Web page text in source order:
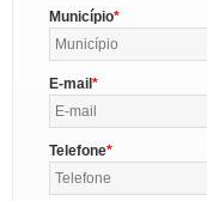
Município
E-mail
Telefone